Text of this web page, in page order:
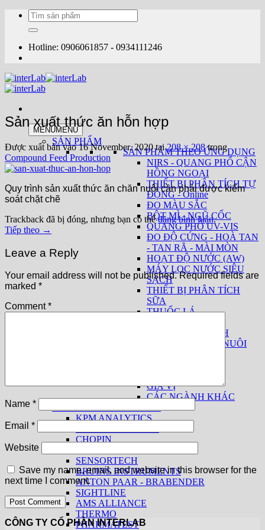
dung
Tìm
kiếm:
Hotline: 0906061857 - 0934111246
MENUMENU
SẢN PHẨM
SẢN PHẨM THEO ỨNG DỤNG
NIRS - QUANG PHỔ CẬN
HỒNG NGOẠI
THIẾT BỊ PHÂN TÍCH TỰ
ĐỘNG - Online
ĐO MÀU SẮC
BỘT MÌ - NGŨ CỐC
QUANG PHỔ UV-VIS
ĐO ĐỘ CỨNG - HOÀ TAN
- TAN RÃ - MÀI MÒN
HOẠT ĐỘ NƯỚC (AW)
MÁY LỌC NƯỚC SIÊU
SẠCH
THIẾT BỊ PHÂN TÍCH
SỮA
THUỐC LÁ
THIẾT BỊ THEO NGÀNH
THỨC ĂN CHĂN NUÔI
GIA VỊ
CÁC NGÀNH KHÁC
KPM ANALYTICS
CHOPIN
SENSORTECH
BRUINS INSTRUMENTS
ANTON PAAR - BRABENDER
SIGHTLINE
AMS ALLIANCE
THERMO
PHARMATEST
Sản xuất thức ăn hỗn hợp
Được xuất bản vào16 November, 2020tại208 × 208trong
Compound Feed Production
Quy trình sản xuất thức ăn chăn nuôi cần phải được kiểm
soát chặt chẽ
Trackback đã bị đóng, nhưng bạn có thểđăng bình luận.
Tiếp theo →
Leave a Reply
Your email address will not be published. Required fields are
marked *
Comment*
Name *
Email *
Website
Save my name, email, and website in this browser for the
next time I comment.
CÔNG TY CỔ PHẦN INTERLAB